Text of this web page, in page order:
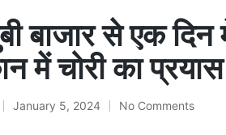
बाजार से एक दिन
में चोरी का
January 5, 2024 No Comments